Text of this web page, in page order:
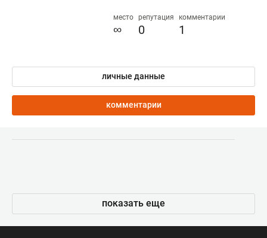
место
∞
репутация
0
комментарии
1
личные данные
комментарии
показать еще